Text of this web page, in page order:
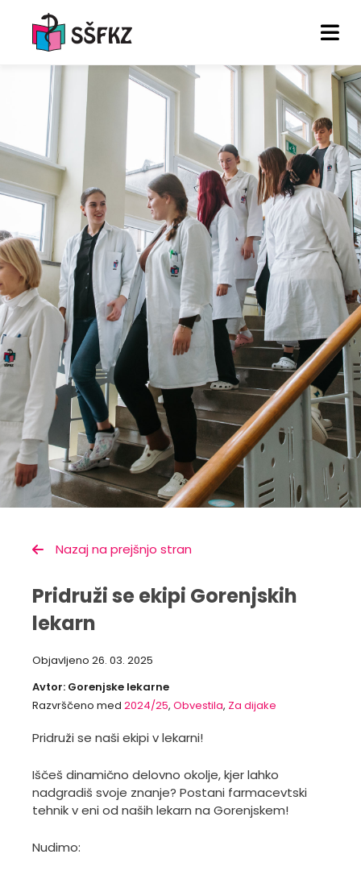
Nazaj na prejšnjo stran
Pridruži se ekipi Gorenjskih
lekarn
Objavljeno 26. 03. 2025
Avtor: Gorenjske lekarne
Razvrščeno med 2024/25, Obvestila, Za dijake
Pridruži se naši ekipi v lekarni!
Iščeš dinamično delovno okolje, kjer lahko
nadgradiš svoje znanje? Postani farmacevtski
tehnik v eni od naših lekarn na Gorenjskem!
Nudimo: